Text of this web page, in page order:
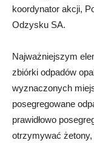
koordynator akcji,
Odzysku SA.
Najważniejszym
zbiórki odpadów
wyznaczonych
posegregowane
prawidłowo
otrzymywać żetony,